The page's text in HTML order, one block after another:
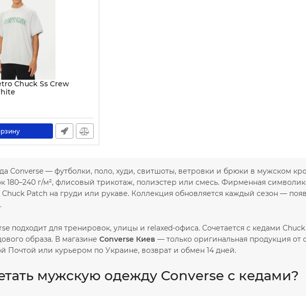
Chuck Ss Crew
S
Converse — футболки, поло, худи, свитшоты, ветровки и брюки в мужском
180–240 г/м², флисовый трикотаж, полиэстер или смесь. Фирменная
Patch на груди или рукаве. Коллекция обновляется каждый сезон —
подходит для тренировок, улицы и relaxed-офиса. Сочетается с кедами
образа. В магазине Converse Киев — только оригинальная продукция от
Почтой или курьером по Украине, возврат и обмен 14 дней.
мужскую одежду Converse с кедами?